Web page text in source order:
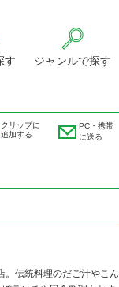
す ジャンルで探す
クリップに
追加する
PC・携帯
に送る
。伝統料理のだご汁やこん